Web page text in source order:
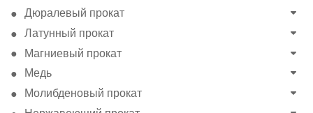
Дюралевый прокат
Латунный прокат
Магниевый прокат
Медь
Молибденовый прокат